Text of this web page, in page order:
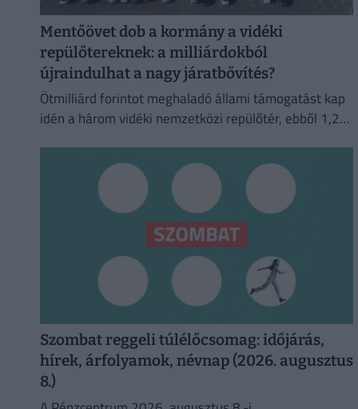
Mentőövet dob a kormány a vidéki
repülőtereknek: a milliárdokból
újraindulhat a nagy járatbővítés?
Ötmilliárd forintot meghaladó állami támogatást kap
idén a három vidéki nemzetközi repülőtér, ebből 1,2
Szombat reggeli túlélőcsomag: időjárás,
hírek, árfolyamok, névnap (2026. augusztus
8.)